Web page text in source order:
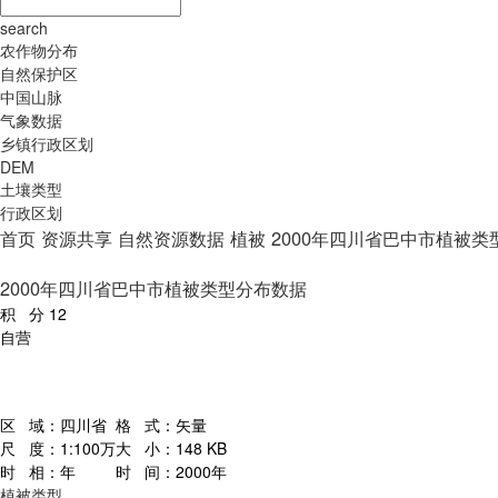
search
农作物分布
自然保护区
中国山脉
气象数据
乡镇行政区划
DEM
土壤类型
行政区划
首页 资源共享 自然资源数据 植被 2000年四川省巴中市植被类
2000年四川省巴中市植被类型分布数据
积 分 12
自营
区 域： 四川省 格 式： 矢量
尺 度： 1:100万大 小： 148 KB
时 相： 年 时 间： 2000年